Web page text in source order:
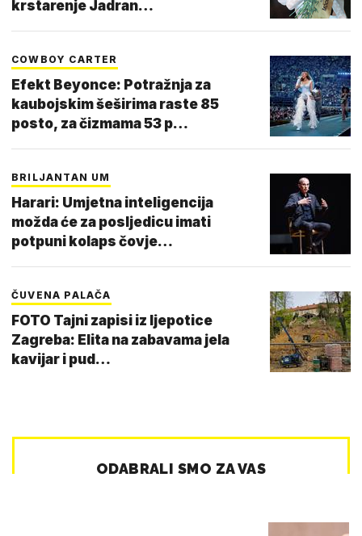
krstarenje Jadran…
COWBOY CARTER
Efekt Beyonce: Potražnja za
kaubojskim šeširima raste 85
posto, za čizmama 53 p…
BRILJANTAN UM
Harari: Umjetna inteligencija
možda će za posljedicu imati
potpuni kolaps čovje…
ČUVENA PALAČA
FOTO Tajni zapisi iz ljepotice
Zagreba: Elita na zabavama jela
kavijar i pud…